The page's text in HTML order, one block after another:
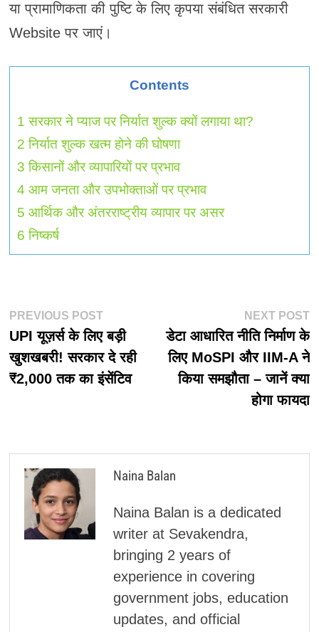
या प्रामाणिकता की पुष्टि के लिए कृपया संबंधित सरकारी
Website पर जाएं।
Contents
1 सरकार ने प्याज पर निर्यात शुल्क क्यों लगाया था?
2 निर्यात शुल्क खत्म होने की घोषणा
3 किसानों और व्यापारियों पर प्रभाव
4 आम जनता और उपभोक्ताओं पर प्रभाव
5 आर्थिक और अंतरराष्ट्रीय व्यापार पर असर
6 निष्कर्ष
पोस्ट
नेविगेशन
PREVIOUS POSTPrevious
post:
UPI यूज़र्स के लिए बड़ी
खुशखबरी! सरकार दे रही
₹2,000 तक का इंसेंटिव
NEXT POST
डेटा आधारित नीति निर्माण के
लिए MoSPI और IIM-A ने
किया समझौता – जानें क्या
होगा फायदा
Naina Balan
Naina Balan is a dedicated
writer at Sevakendra,
bringing 2 years of
experience in covering
government jobs, education
updates, and official